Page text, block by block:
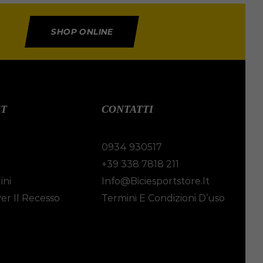
SHOP ONLINE
Il Recesso
CONTATTI
0934 930517
+39 338 7818 211
Info@biciesportstore.it
Termini E Condizioni D’uso